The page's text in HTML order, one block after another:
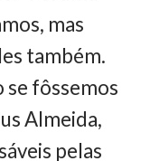
mas
também.
se fôssemos
Almeida,
pelas